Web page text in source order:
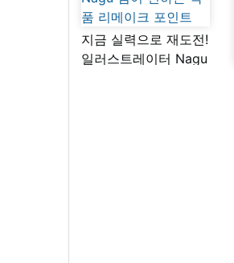
지금 실력으로 재도전!
일러스트레이터 Nagu